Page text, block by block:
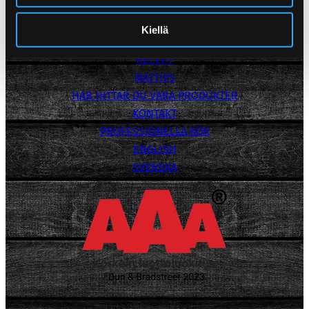
Kiellä
POPPAMIES
RECEPT
MATTIPS
HAR HITTAR DU VARA PRODUKTER
KONTAKT
PROFESSIONELLA KÖK
ENGLISH
SVENSKA